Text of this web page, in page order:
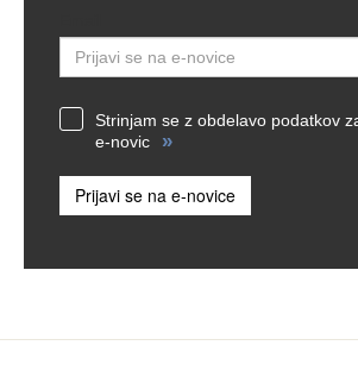
Strinjam se z obdelavo podatkov
e-novic
»
Prijavi se na e-novice